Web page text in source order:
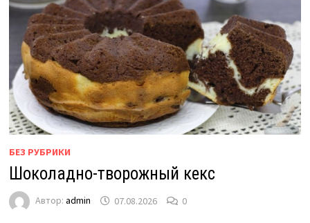
БЕЗ РУБРИКИ
Шоколадно-творожный кекс
Автор: admin 07.08.2026 0